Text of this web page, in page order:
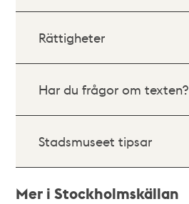
Rättigheter
Har du frågor om texten?
Stadsmuseet tipsar
Mer i Stockholmskällan